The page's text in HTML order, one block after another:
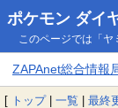
ポケモン ダイ
このページでは「ヤ
ZAPAnet総合情報
[ トップ| 一覧 | 最終